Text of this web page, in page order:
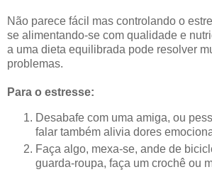
Não parece fácil mas controlando o
se alimentando-se com qualidade e
a uma dieta equilibrada pode resolver
problemas.
Para o estresse:
Desabafe com uma amiga, ou
falar também alivia dores
Faça algo, mexa-se, ande de
guarda-roupa, faça um crochê ou